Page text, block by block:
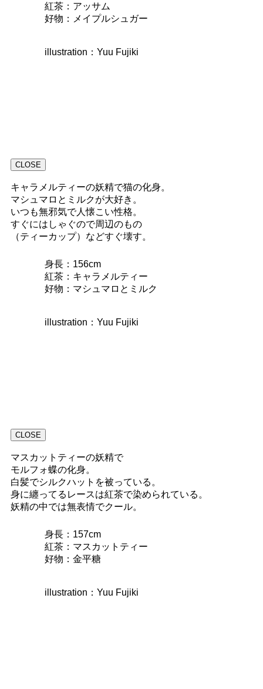
紅茶：アッサム
好物：メイプルシュガー
illustration：Yuu Fujiki
CLOSE
キャラメルティーの妖精で猫の化身。
マシュマロとミルクが大好き。
いつも無邪気で人懐こい性格。
すぐにはしゃぐので周辺のもの
（ティーカップ）などすぐ壊す。
身長：156cm
紅茶：キャラメルティー
好物：マシュマロとミルク
illustration：Yuu Fujiki
CLOSE
マスカットティーの妖精で
モルフォ蝶の化身。
白髪でシルクハットを被っている。
身に纏ってるレースは紅茶で染められている。
妖精の中では無表情でクール。
身長：157cm
紅茶：マスカットティー
好物：金平糖
illustration：Yuu Fujiki